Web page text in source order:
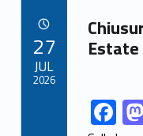
Link identifier archive #link-archive-97086
Link identifier share facebook archive #share-link-archive-69308F
27
JUL
2026